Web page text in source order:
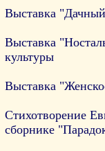
Выставка
Выставка
культуры
Выставка
Стихотворение
сборнике